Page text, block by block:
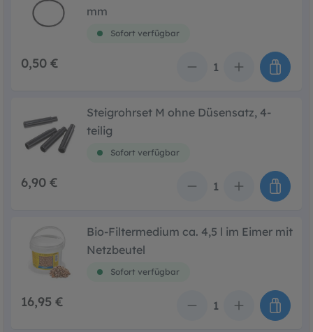
mm
Sofort verfügbar
0,50 €
Steigrohrset M ohne Düsensatz, 4-
teilig
Sofort verfügbar
6,90 €
Bio-Filtermedium ca. 4,5 l im Eimer mit
Netzbeutel
Sofort verfügbar
16,95 €